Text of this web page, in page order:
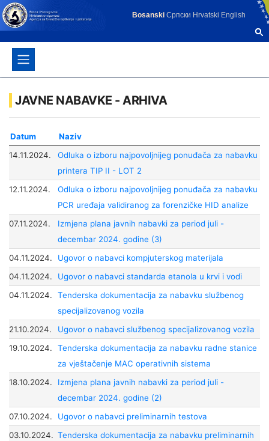
Bosanski Српски Hrvatski English
JAVNE NABAVKE - ARHIVA
Datum
Naziv
14.11.2024.
Odluka o izboru najpovoljnijeg ponuđača za nabavku
printera TIP II - LOT 2
12.11.2024.
Odluka o izboru najpovoljnijeg ponuđača za nabavku
PCR uređaja validiranog za forenzičke HID analize
07.11.2024.
Izmjena plana javnih nabavki za period juli -
decembar 2024. godine (3)
04.11.2024.
Ugovor o nabavci kompjuterskog materijala
04.11.2024.
Ugovor o nabavci standarda etanola u krvi i vodi
04.11.2024.
Tenderska dokumentacija za nabavku službenog
specijalizovanog vozila
21.10.2024.
Ugovor o nabavci službenog specijalizovanog vozila
19.10.2024.
Tenderska dokumentacija za nabavku radne stanice
za vještačenje MAC operativnih sistema
18.10.2024.
Izmjena plana javnih nabavki za period juli -
decembar 2024. godine (2)
07.10.2024.
Ugovor o nabavci preliminarnih testova
03.10.2024. Tenderska dokumentacija za nabavku preliminarnih